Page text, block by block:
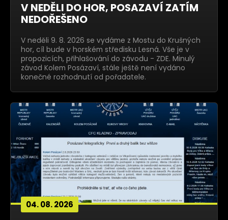
V NEDĚLI DO HOR, POSAZAVÍ ZATÍM
NEDOŘEŠENO
V neděli 9. 8. 2026 se vydáme z Mostu do Krušných
hor, cíl bude v horském středisku Lesná. Vše je v
propozicích, přihlašování do závodu - ZDE. Minulý
závod Kolem Posázaví, stále ještě není vydáno
konečné rozhodnutí od pořadatele.
04. 08. 2026